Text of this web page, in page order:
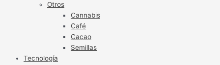
Otros
Cannabis
Café
Cacao
Semillas
Tecnología